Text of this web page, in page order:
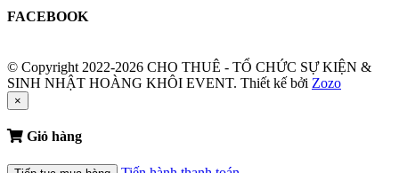
FACEBOOK
© Copyright 2022-2026 CHO THUÊ - TỔ CHỨC SỰ KIỆN &
SINH NHẬT HOÀNG KHÔI EVENT. Thiết kế bởi Zozo
×
Giỏ hàng